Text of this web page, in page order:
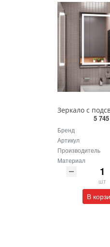
5
Бренд
Артикул
Производитель
Материал
шт
В